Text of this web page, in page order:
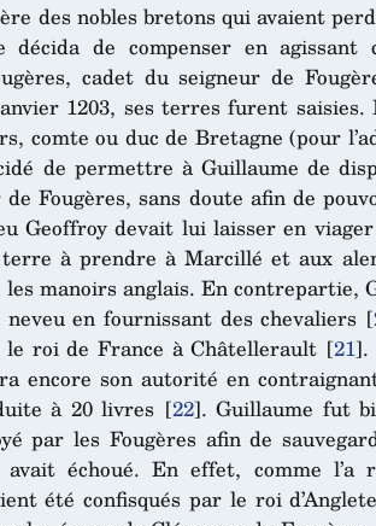
des nobles bretons qui avaient
décida de compenser en agissant
cadet du seigneur de
1203, ses terres furent
comte ou duc de Bretagne (pour
de permettre à Guillaume de
Fougères, sans doute afin de
Geoffroy devait lui laisser en
à prendre à Marcillé et aux
manoirs anglais. En contrepartie,
en fournissant des chevaliers [
roi de France à Châtellerault [21].
encore son autorité en
à 20 livres [22]. Guillaume fut
par les Fougères afin de
échoué. En effet, comme
été confisqués par le roi